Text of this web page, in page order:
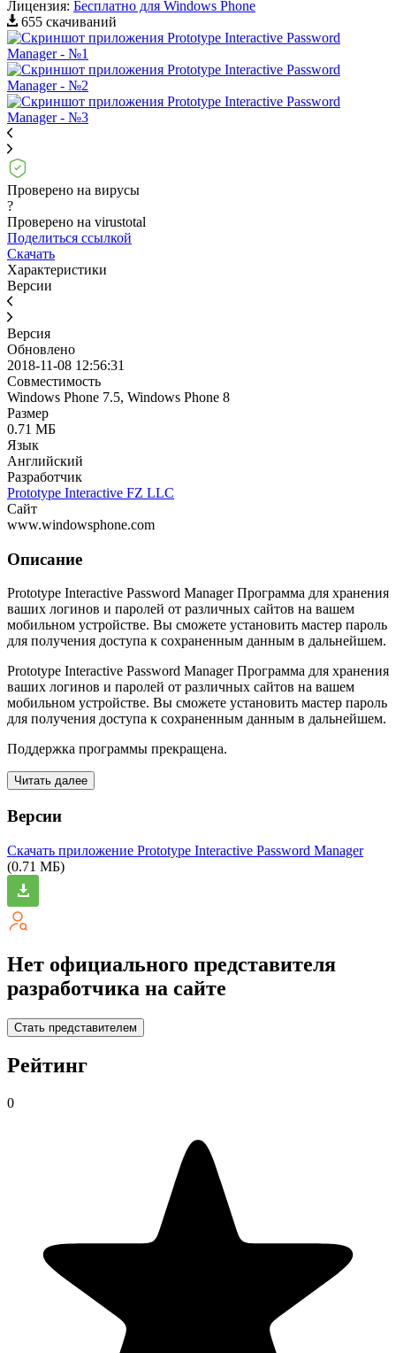
Лицензия: Бесплатно для Windows Phone
655 скачиваний
Проверено на вирусы
?
Проверено на virustotal
Поделиться ссылкой
Скачать
Характеристики
Версии
Версия
Обновлено
2018-11-08 12:56:31
Совместимость
Windows Phone 7.5, Windows Phone 8
Размер
0.71 МБ
Язык
Английский
Разработчик
Prototype Interactive FZ LLC
Сайт
www.windowsphone.com
Описание
Prototype Interactive Password Manager Программа для хранения
ваших логинов и паролей от различных сайтов на вашем
мобильном устройстве. Вы сможете установить мастер пароль
для получения доступа к сохраненным данным в дальнейшем.
Prototype Interactive Password Manager Программа для хранения
ваших логинов и паролей от различных сайтов на вашем
мобильном устройстве. Вы сможете установить мастер пароль
для получения доступа к сохраненным данным в дальнейшем.
Поддержка программы прекращена.
Читать далее
Версии
Скачать приложение Prototype Interactive Password Manager
(0.71 МБ)
Нет официального представителя
разработчика на сайте
Стать представителем
Рейтинг
0